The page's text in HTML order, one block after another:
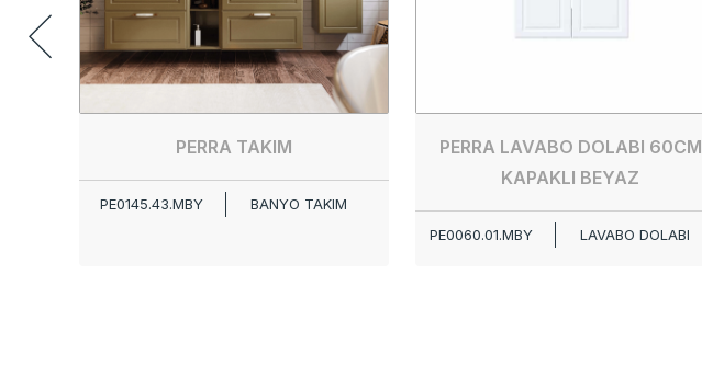
PERRA TAKIM
PE0145.43.MBY BANYO TAKIM
PERRA LAVABO DOLABI 60CM
KAPAKLI BEYAZ
PE0060.01.MBY LAVABO DOLABI